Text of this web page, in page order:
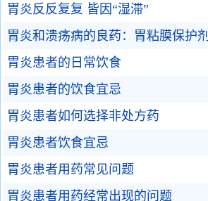
胃炎反反复复 皆因“湿滞”
胃炎和溃疡病的良药：胃粘膜保护剂
胃炎患者的日常饮食
胃炎患者的饮食宜忌
胃炎患者如何选择非处方药
胃炎患者饮食宜忌
胃炎患者用药常见问题
胃炎患者用药经常出现的问题